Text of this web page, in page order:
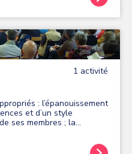
1 activité
: l’épanouissement
et d’un style
ses membres ; la
à titre non lucratif